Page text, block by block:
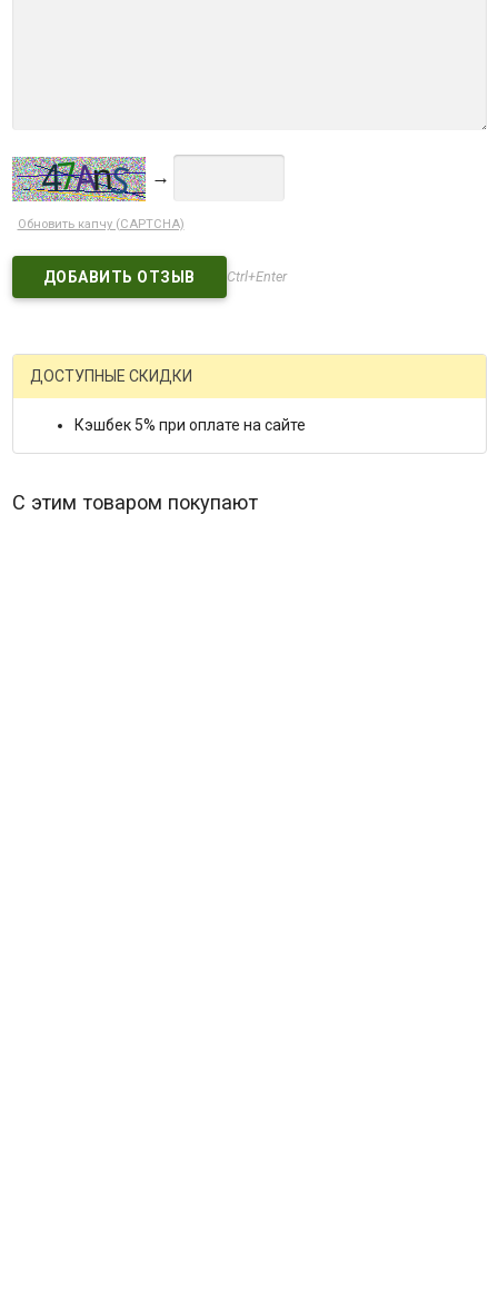
→
Обновить капчу (CAPTCHA)
Ctrl+Enter
ДОСТУПНЫЕ СКИДКИ
Кэшбек 5% при оплате на сайте
С этим товаром покупают